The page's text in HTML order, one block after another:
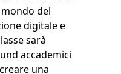
del
digitale e
sarà
accademici
una